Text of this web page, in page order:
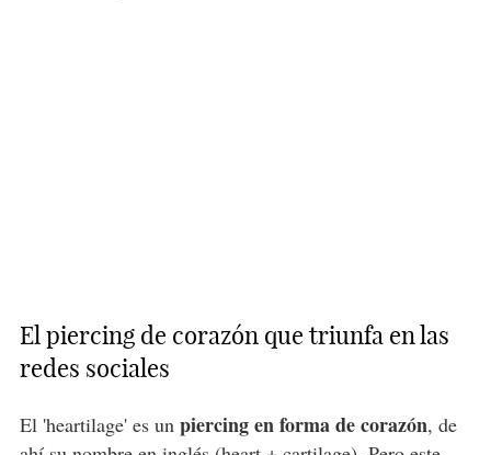
El piercing de corazón que triunfa en las
redes sociales
El 'heartilage' es un piercing en forma de corazón, de